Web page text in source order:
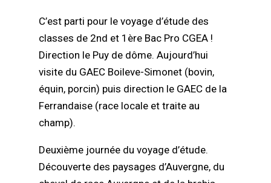
C’est parti pour le voyage d’étude des
classes de 2nd et 1ère Bac Pro CGEA !
Direction le Puy de dôme. Aujourd’hui
visite du GAEC Boileve-Simonet (bovin,
équin, porcin) puis direction le GAEC de la
Ferrandaise (race locale et traite au
champ).
Deuxième journée du voyage d’étude.
Découverte des paysages d’Auvergne, du